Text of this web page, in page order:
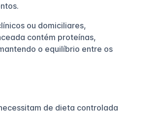
ou domiciliares,
contém proteínas,
o equilíbrio entre os
de dieta controlada